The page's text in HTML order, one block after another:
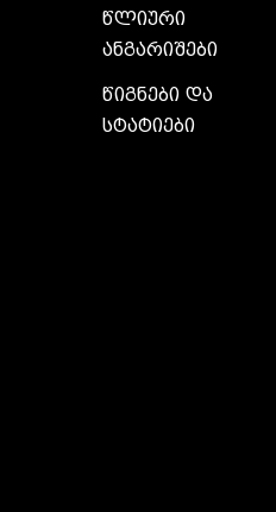
წლიური
ანგარიშები
წიგნები და
სტატიები